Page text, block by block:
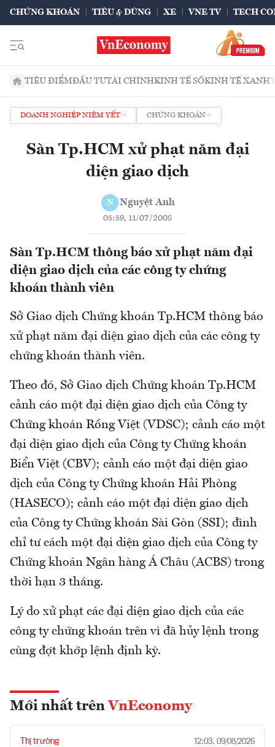
CHỨNG KHOÁN TIÊU & DÙNG XE VNE TV TECH
TIÊU ĐIỂMĐẦU TƯTÀI CHÍNHKINH TẾ SỐKINH TẾ XANH
DOANH NGHIỆP NIÊM YẾT CHỨNG KHOÁN
Sàn Tp.HCM xử phạt năm đại
diện giao dịch
N Nguyệt Anh
05:59, 11/07/2008
Sàn Tp.HCM thông báo xử phạt năm đại
diện giao dịch của các công ty chứng
khoán thành viên
Sở Giao dịch Chứng khoán Tp.HCM thông báo
xử phạt năm đại diện giao dịch của các công ty
chứng khoán thành viên.
Theo đó, Sở Giao dịch Chứng khoán Tp.HCM
cảnh cáo một đại diện giao dịch của Công ty
Chứng khoán Rồng Việt (VDSC); cảnh cáo một
đại diện giao dịch của Công ty Chứng khoán
Biển Việt (CBV); cảnh cáo một đại diện giao
dịch của Công ty Chứng khoán Hải Phòng
(HASECO); cảnh cáo một đại diện giao dịch
của Công ty Chứng khoán Sài Gòn (SSI); đình
chỉ tư cách một đại diện giao dịch của Công ty
Chứng khoán Ngân hàng Á Châu (ACBS) trong
thời hạn 3 tháng.
Lý do xử phạt các đại diện giao dịch của các
công ty chứng khoán trên vì đã hủy lệnh trong
cùng đợt khớp lệnh định kỳ.
Mới nhất trên VnEconomy
Thị trường 12:03, 09/08/2026